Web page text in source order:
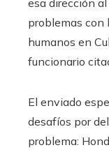
esa dirección
problemas con
humanos en
funcionario
El enviado
desafíos por
problema: